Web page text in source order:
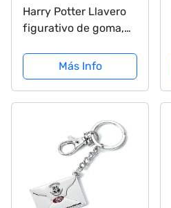
Harry Potter Llavero
figurativo de goma,
SDTWRN20451)
Más Info